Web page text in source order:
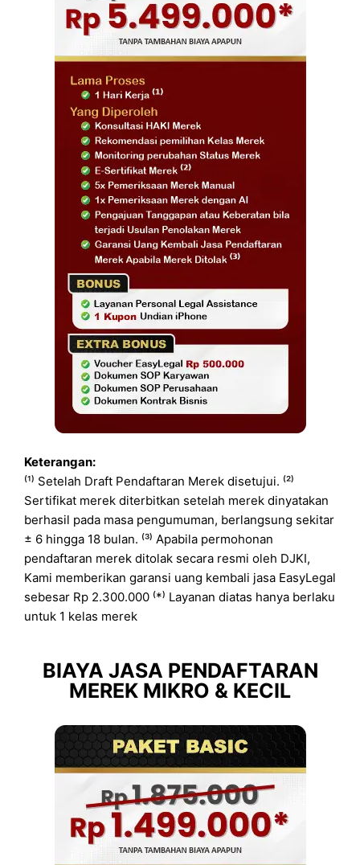
Keterangan:
⁽¹⁾ Setelah Draft Pendaftaran Merek disetujui. ⁽²⁾
Sertifikat merek diterbitkan setelah merek dinyatakan
berhasil pada masa pengumuman, berlangsung sekitar
± 6 hingga 18 bulan. ⁽³⁾ Apabila permohonan
pendaftaran merek ditolak secara resmi oleh DJKI,
Kami memberikan garansi uang kembali jasa EasyLegal
sebesar Rp 2.300.000 ⁽*⁾ Layanan diatas hanya berlaku
untuk 1 kelas merek
BIAYA JASA PENDAFTARAN
MEREK MIKRO & KECIL